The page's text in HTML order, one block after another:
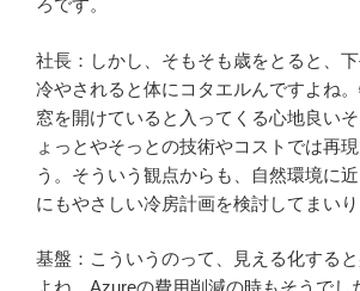
ろです。
社長：しかし、そもそも歳をとると、
冷やされると体にコタエルんですよね。
窓を開けていると入ってくる心地良い
ょっとやそっとの技術やコストでは再
う。そういう観点からも、自然環境に
にもやさしい冷房計画を検討してまいり
基盤：こういうのって、見える化する
よね。Azureの費用削減の時もそうで